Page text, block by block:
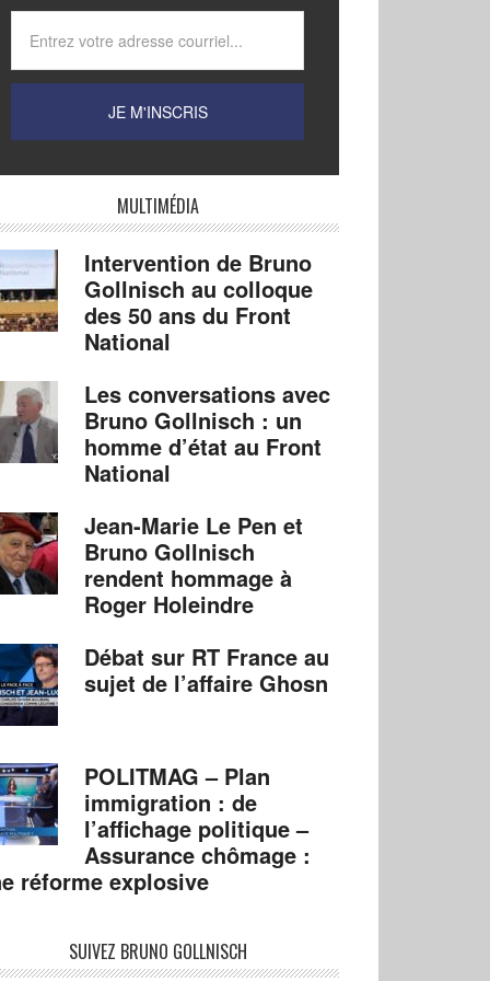
MULTIMÉDIA
Intervention de Bruno
Gollnisch au colloque
des 50 ans du Front
National
Les conversations avec
Bruno Gollnisch : un
homme d’état au Front
National
Jean-Marie Le Pen et
Bruno Gollnisch
rendent hommage à
Roger Holeindre
Débat sur RT France au
sujet de l’affaire Ghosn
POLITMAG – Plan
immigration : de
l’affichage politique –
Assurance chômage :
réforme explosive
SUIVEZ BRUNO GOLLNISCH